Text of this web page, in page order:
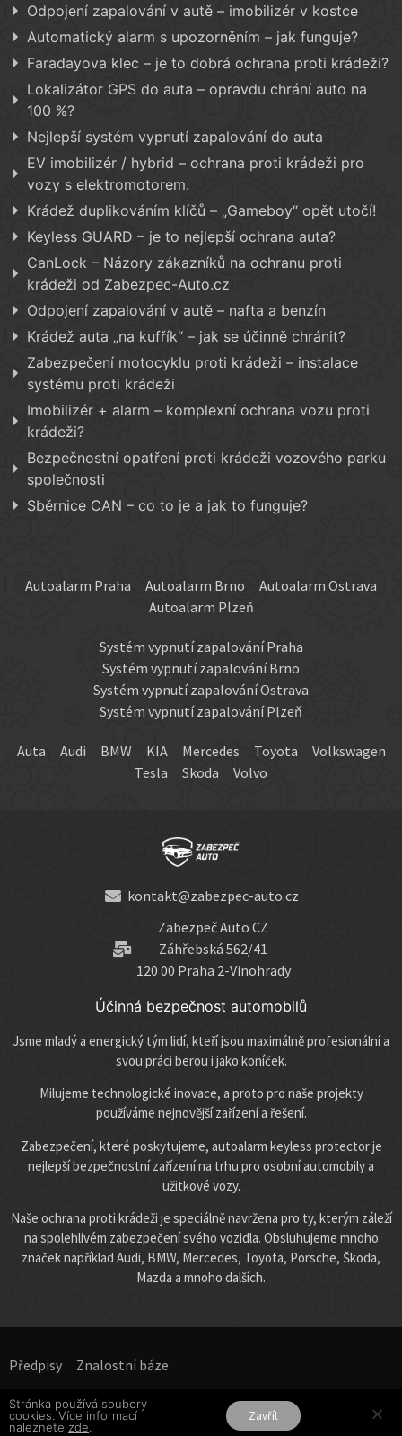
Odpojení zapalování v autě – imobilizér v kostce
Automatický alarm s upozorněním – jak funguje?
Faradayova klec – je to dobrá ochrana proti krádeži?
Lokalizátor GPS do auta – opravdu chrání auto na
100 %?
Nejlepší systém vypnutí zapalování do auta
EV imobilizér / hybrid – ochrana proti krádeži pro
vozy s elektromotorem.
Krádež duplikováním klíčů – „Gameboy“ opět utočí!
Keyless GUARD – je to nejlepší ochrana auta?
CanLock – Názory zákazníků na ochranu proti
krádeži od Zabezpec-Auto.cz
Odpojení zapalování v autě – nafta a benzín
Krádež auta „na kufřík“ – jak se účinně chránit?
Zabezpečení motocyklu proti krádeži – instalace
systému proti krádeži
Imobilizér + alarm – komplexní ochrana vozu proti
krádeži?
Bezpečnostní opatření proti krádeži vozového parku
společnosti
Sběrnice CAN – co to je a jak to funguje?
Autoalarm Praha Autoalarm Brno
Autoalarm Ostrava
Autoalarm Plzeň
Systém vypnutí zapalování Praha
Systém vypnutí zapalování Brno
Systém vypnutí zapalování Ostrava
Systém vypnutí zapalování Plzeň
Auta Audi BMW KIA Mercedes Toyota
Volkswagen
Tesla
Skoda Volvo
kontakt@zabezpec-auto.cz
Zabezpeč Auto CZ
Záhřebská 562/41
120 00 Praha 2-Vinohrady
Účinná bezpečnost automobilů
Jsme mladý a energický tým lidí, kteří jsou maximálně profesionální a
svou práci berou i jako koníček.
Milujeme technologické inovace, a proto pro naše projekty
používáme nejnovější zařízení a řešení.
Zabezpečení, které poskytujeme, autoalarm keyless protector je
nejlepší bezpečnostní zařízení na trhu pro osobní automobily a
užitkové vozy.
Naše ochrana proti krádeži je speciálně navržena pro ty, kterým záleží
na spolehlivém zabezpečení svého vozidla. Obsluhujeme mnoho
značek například Audi, BMW, Mercedes, Toyota, Porsche, Škoda,
Mazda a mnoho dalších.
Předpisy Znalostní báze​
Všechna práva vyhrazena.
Stránka používá soubory
cookies. Více informací
naleznete zde
Zavřít